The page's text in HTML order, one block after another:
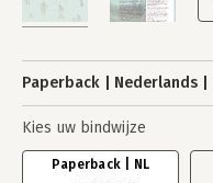
Paperback Nederlands
Kies uw bindwijze
Paperback | NL